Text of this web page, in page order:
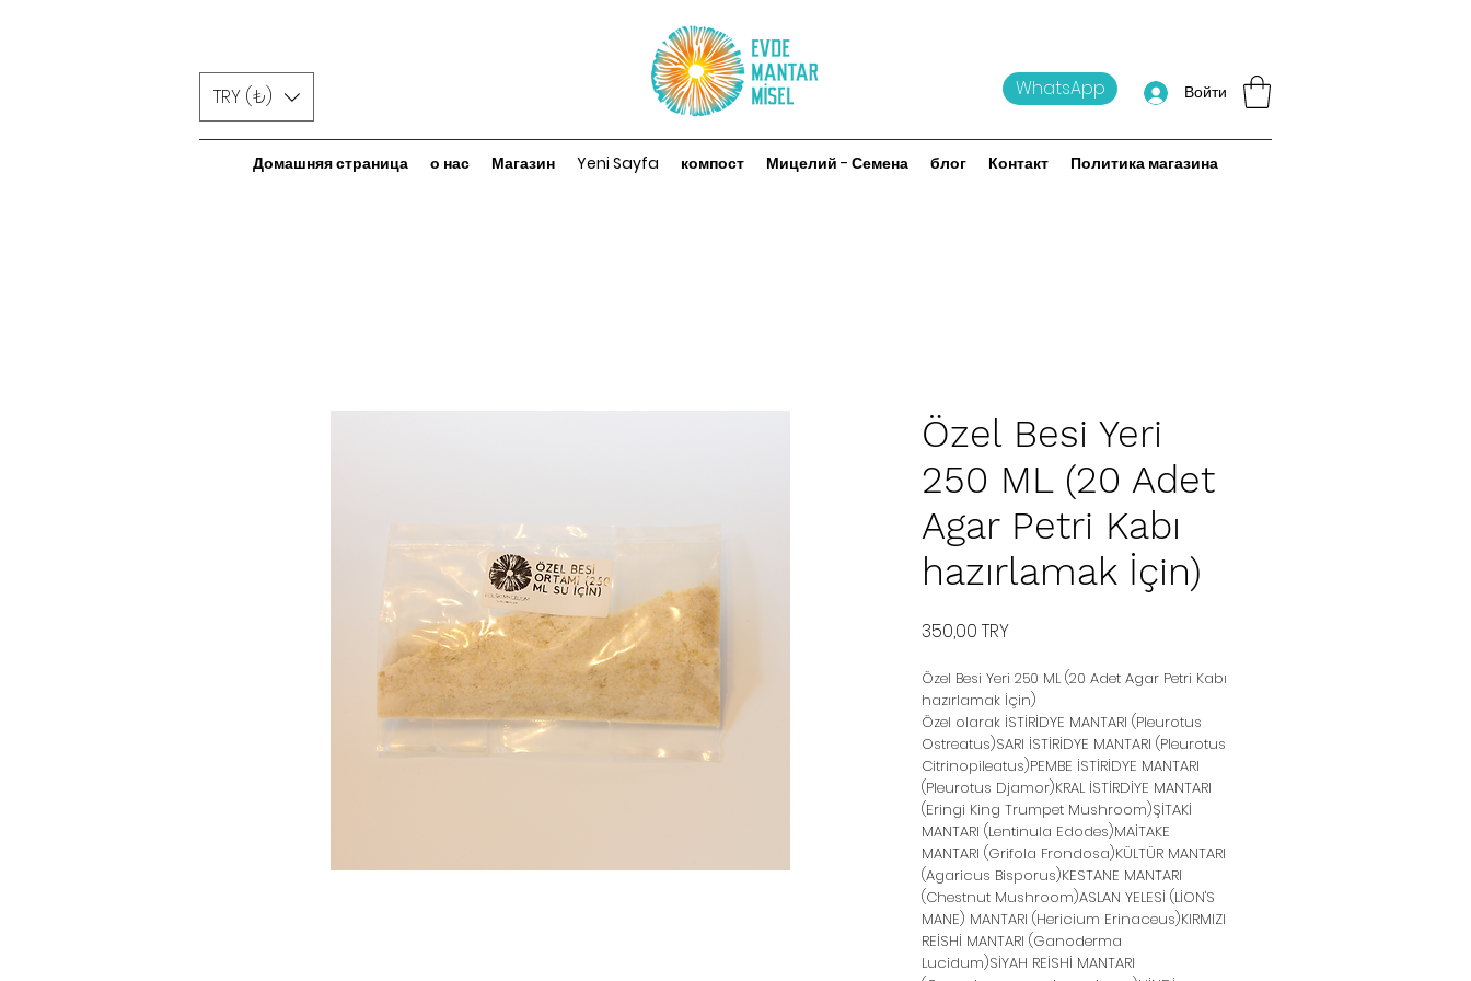
TRY (₺) WhatsApp Войти
Домашняя страница о нас Магазин Yeni Sayfa компост Мицелий - Семена блог Контакт Политика магазина
Özel Besi Yeri
250 ML (20 Adet
Agar Petri Kabı
hazırlamak İçin)
350,00 TRYЦена
Özel Besi Yeri 250 ML (20 Adet Agar Petri Kabı
hazırlamak İçin)
Özel olarak İSTİRİDYE MANTARI (Pleurotus
Ostreatus)SARI İSTİRİDYE MANTARI (Pleurotus
Citrinopileatus)PEMBE İSTİRİDYE MANTARI
(Pleurotus Djamor)KRAL İSTİRDİYE MANTARI
(Eringi King Trumpet Mushroom)ŞİTAKİ
MANTARI (Lentinula Edodes)MAİTAKE
MANTARI (Grifola Frondosa)KÜLTÜR MANTARI
(Agaricus Bisporus)KESTANE MANTARI
(Chestnut Mushroom)ASLAN YELESİ (LİON'S
MANE) MANTARI (Hericium Erinaceus)KIRMIZI
REİSHİ MANTARI (Ganoderma
Lucidum)SİYAH REİSHİ MANTARI